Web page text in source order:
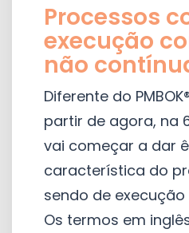
Processos
execução
não
Diferente do
partir de agora, na
vai começar a dar
característica do
sendo de
Os termos em